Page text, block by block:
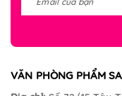
VĂN PHÒNG PHẨM